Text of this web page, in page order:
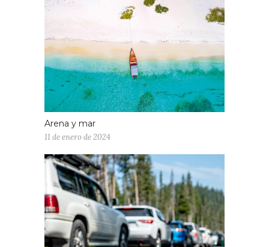
Arena y mar
11 de enero de 2024